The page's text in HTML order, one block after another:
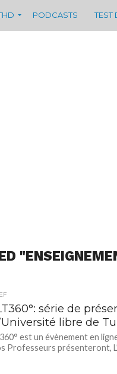
PODCASTS TEST
série de
libre de
est un évènement en
Professeurs présenteront,